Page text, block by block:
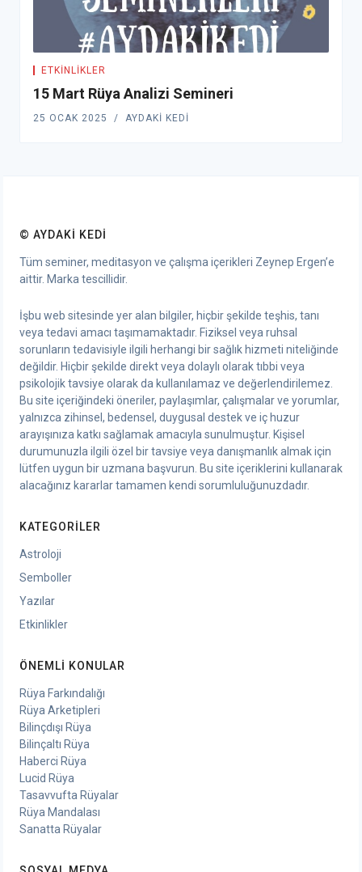
ETKINLIKLER
15 Mart Rüya Analizi Semineri
25 OCAK 2025 AYDAKI KEDI
© AYDAKI KEDI
Tüm seminer, meditasyon ve çalışma içerikleri Zeynep Ergen’e
aittir. Marka tescillidir.
İşbu web sitesinde yer alan bilgiler, hiçbir şekilde teşhis, tanı
veya tedavi amacı taşımamaktadır. Fiziksel veya ruhsal
sorunların tedavisiyle ilgili herhangi bir sağlık hizmeti niteliğinde
değildir. Hiçbir şekilde direkt veya dolaylı olarak tıbbi veya
psikolojik tavsiye olarak da kullanılamaz ve değerlendirilemez.
Bu site içeriğindeki öneriler, paylaşımlar, çalışmalar ve yorumlar,
yalnızca zihinsel, bedensel, duygusal destek ve iç huzur
arayışınıza katkı sağlamak amacıyla sunulmuştur. Kişisel
durumunuzla ilgili özel bir tavsiye veya danışmanlık almak için
lütfen uygun bir uzmana başvurun. Bu site içeriklerini kullanarak
alacağınız kararlar tamamen kendi sorumluluğunuzdadır.
KATEGORILER
Astroloji
Semboller
Yazılar
Etkinlikler
ÖNEMLI KONULAR
Rüya Farkındalığı
Rüya Arketipleri
Bilinçdışı Rüya
Bilinçaltı Rüya
Haberci Rüya
Lucid Rüya
Tasavvufta Rüyalar
Rüya Mandalası
Sanatta Rüyalar